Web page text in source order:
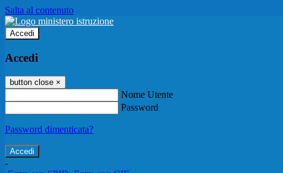
Salta al contenuto
Accedi
Accedi
button close ×
Nome Utente
Password
Password dimenticata?
-